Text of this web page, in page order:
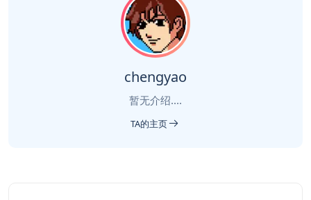
chengyao
暂无介绍....
TA的主页